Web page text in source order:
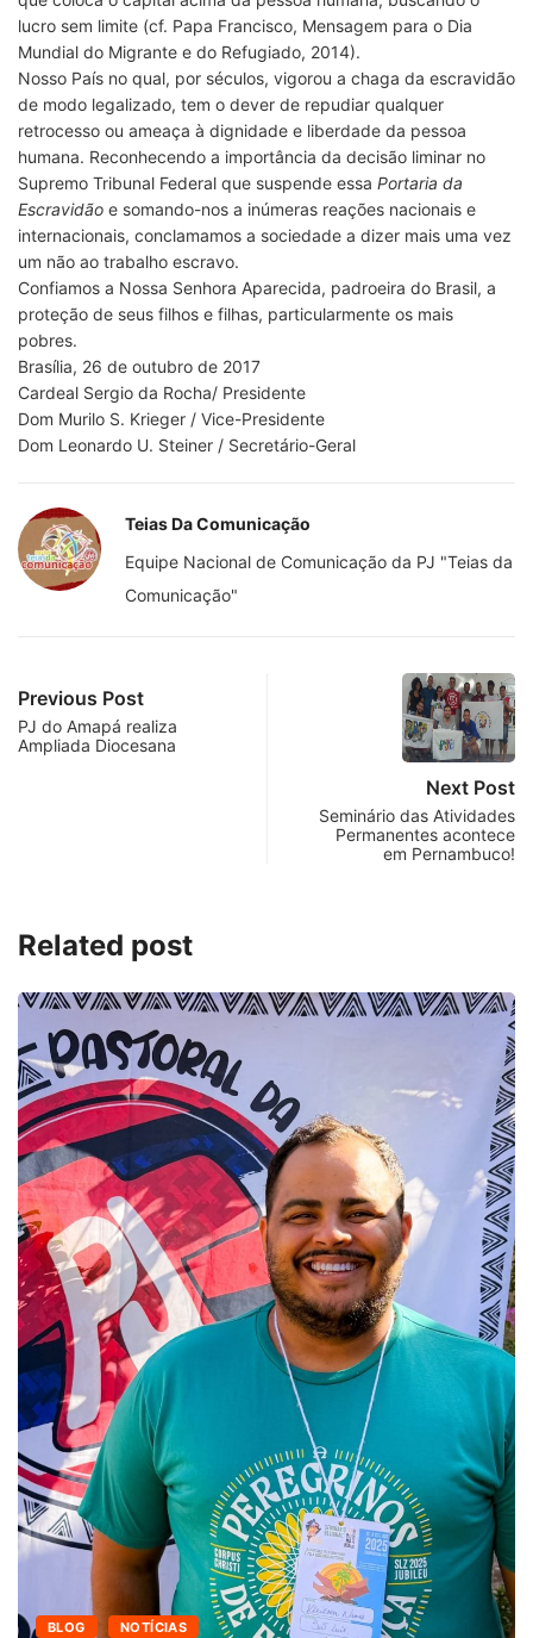
lucro sem limite (cf. Papa Francisco, Mensagem para o Dia
Mundial do Migrante e do Refugiado, 2014).
Nosso País no qual, por séculos, vigorou a chaga da escravidão
de modo legalizado, tem o dever de repudiar qualquer
retrocesso ou ameaça à dignidade e liberdade da pessoa
humana. Reconhecendo a importância da decisão liminar no
Supremo Tribunal Federal que suspende essa Portaria da
Escravidão e somando-nos a inúmeras reações nacionais e
internacionais, conclamamos a sociedade a dizer mais uma vez
um não ao trabalho escravo.
Confiamos a Nossa Senhora Aparecida, padroeira do Brasil, a
proteção de seus filhos e filhas, particularmente os mais
pobres.
Brasília, 26 de outubro de 2017
Cardeal Sergio da Rocha/ Presidente
Dom Murilo S. Krieger / Vice-Presidente
Dom Leonardo U. Steiner / Secretário-Geral
Teias Da Comunicação
Equipe Nacional de Comunicação da PJ "Teias da
Comunicação"
Previous Post
PJ do Amapá realiza
Ampliada Diocesana
Next Post
Seminário das Atividades
Permanentes acontece
em Pernambuco!
Related post
BLOG NOTÍCIAS